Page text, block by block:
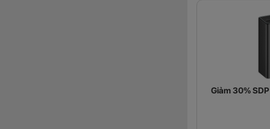
Giảm 30%